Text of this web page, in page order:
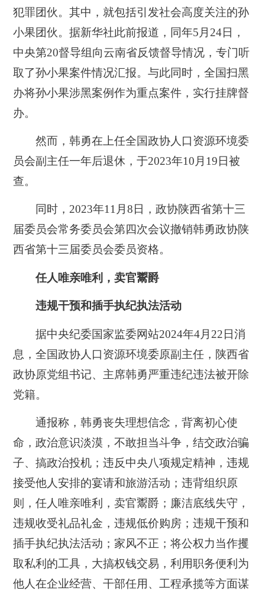
犯罪团伙。其中，就包括引发社会高度关注的孙
小果团伙。据新华社此前报道，同年5月24日，
中央第20督导组向云南省反馈督导情况，专门听
取了孙小果案件情况汇报。与此同时，全国扫黑
办将孙小果涉黑案例作为重点案件，实行挂牌督
办。
然而，韩勇在上任全国政协人口资源环境委
员会副主任一年后退休，于2023年10月19日被
查。
同时，2023年11月8日，政协陕西省第十三
届委员会常务委员会第四次会议撤销韩勇政协陕
西省第十三届委员会委员资格。
任人唯亲唯利，卖官鬻爵
违规干预和插手执纪执法活动
据中央纪委国家监委网站2024年4月22日消
息，全国政协人口资源环境委原副主任，陕西省
政协原党组书记、主席韩勇严重违纪违法被开除
党籍。
通报称，韩勇丧失理想信念，背离初心使
命，政治意识淡漠，不敢担当斗争，结交政治骗
子、搞政治投机；违反中央八项规定精神，违规
接受他人安排的宴请和旅游活动；违背组织原
则，任人唯亲唯利，卖官鬻爵；廉洁底线失守，
违规收受礼品礼金，违规低价购房；违规干预和
插手执纪执法活动；家风不正；将公权力当作攫
取私利的工具，大搞权钱交易，利用职务便利为
他人在企业经营、干部任用、工程承揽等方面谋